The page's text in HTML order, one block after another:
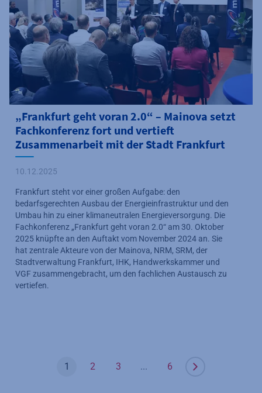
„Frankfurt geht voran 2.0“ – Mainova setzt
Fachkonferenz fort und vertieft
Zusammenarbeit mit der Stadt Frankfurt
10.12.2025
Frankfurt steht vor einer großen Aufgabe: den
bedarfsgerechten Ausbau der Energieinfrastruktur und den
Umbau hin zu einer klimaneutralen Energieversorgung. Die
Fachkonferenz „Frankfurt geht voran 2.0“ am 30. Oktober
2025 knüpfte an den Auftakt vom November 2024 an. Sie
hat zentrale Akteure von der Mainova, NRM, SRM, der
Stadtverwaltung Frankfurt, IHK, Handwerkskammer und
VGF zusammengebracht, um den fachlichen Austausch zu
vertiefen.
1 2 3 ... 6